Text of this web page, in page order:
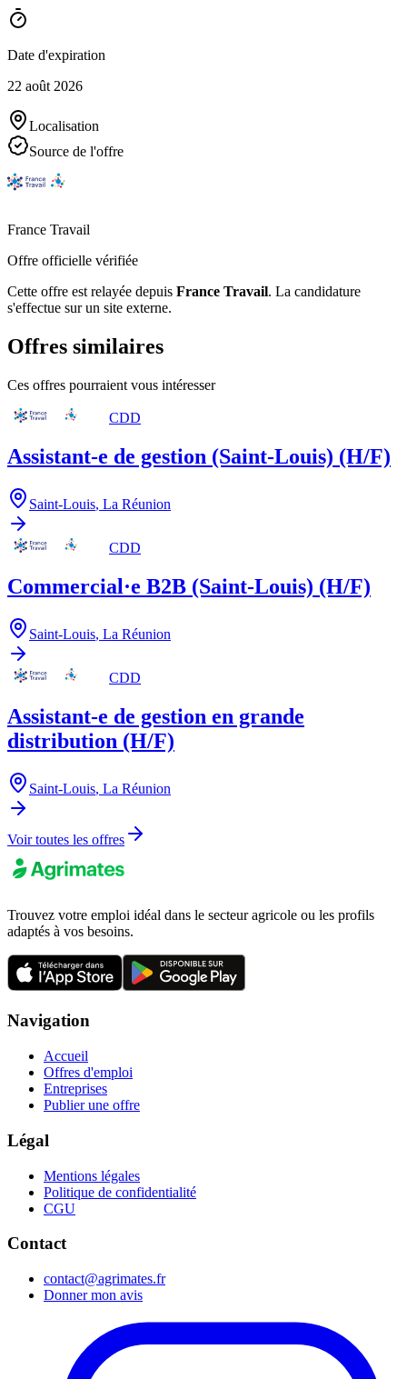
Date d'expiration
22 août 2026
Localisation
Source de l'offre
France Travail
Offre officielle vérifiée
Cette offre est relayée depuis France Travail. La candidature
s'effectue sur un site externe.
Offres similaires
Ces offres pourraient vous intéresser
CDD
Assistant-e de gestion (Saint-Louis) (H/F)
Saint-Louis, La Réunion
CDD
Commercial·e B2B (Saint-Louis) (H/F)
Saint-Louis, La Réunion
CDD
Assistant-e de gestion en grande
distribution (H/F)
Saint-Louis, La Réunion
Voir toutes les offres
Trouvez votre emploi idéal dans le secteur agricole ou les profils
adaptés à vos besoins.
Navigation
Accueil
Offres d'emploi
Entreprises
Publier une offre
Légal
Mentions légales
Politique de confidentialité
CGU
Contact
contact@agrimates.fr
Donner mon avis